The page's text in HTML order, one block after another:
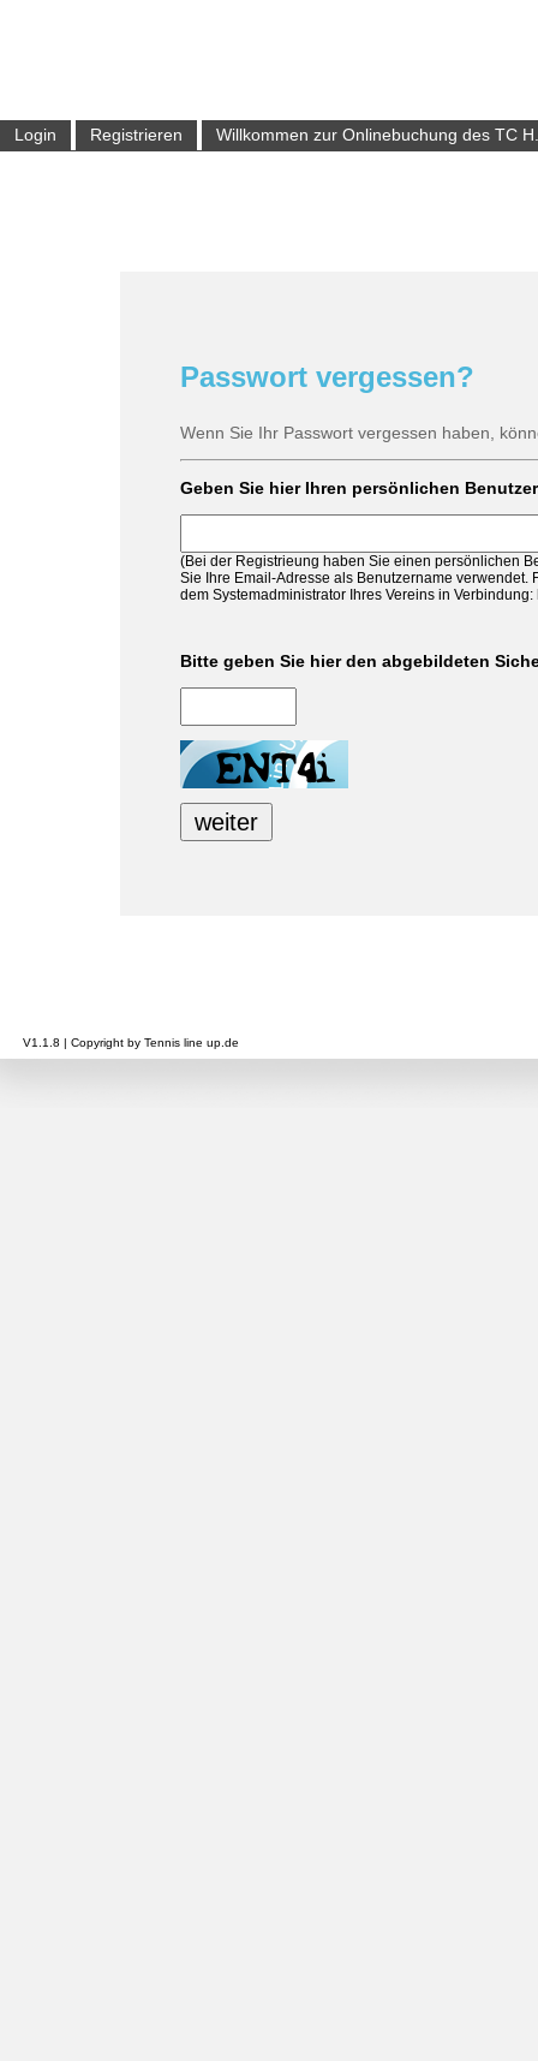
Login Registrieren Willkommen zur Onlinebuchung des TC
Passwort vergessen?
Wenn Sie Ihr Passwort vergessen haben,
Geben Sie hier Ihren persönlichen
(Bei der Registrieung haben Sie einen persönlichen
Sie Ihre Email-Adresse als Benutzername verwendet.
dem Systemadministrator Ihres Vereins in
Bitte geben Sie hier den abgebildeten
V1.1.8 | Copyright by Tennis line up.de